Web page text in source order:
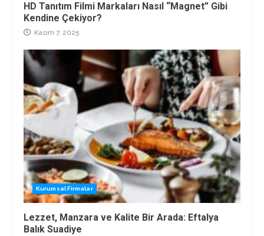
HD Tanıtım Filmi Markaları Nasıl “Magnet” Gibi
Kendine Çekiyor?
Kasım 7, 2025
Kurumsal Firmalar
Lezzet, Manzara ve Kalite Bir Arada: Eftalya
Balık Suadiye